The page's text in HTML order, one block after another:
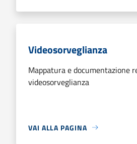
Videosorveglianza
Mappatura e documentazione
videosorveglianza
VAI ALLA PAGINA